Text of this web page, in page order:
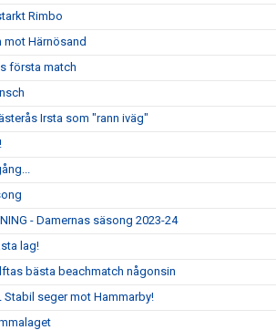
Rimbo
mot Härnösand
första match
Irsta som "rann iväg"
- Damernas säsong 2023-24
lag!
bästa beachmatch någonsin
Stabil seger mot Hammarby!